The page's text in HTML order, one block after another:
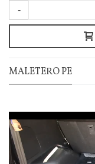
-
MALETERO PE